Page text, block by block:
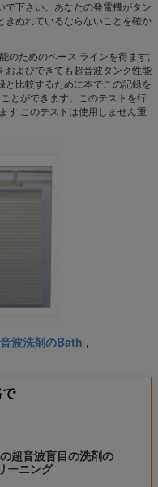
で下さい。あなたの発電機がタン
きぬれているならないことを確か
のためのベース ラインを得ます;
およびできても超音波タンク性能
と比較するために本でこの記録を
とができます。このテストを行
す:このテストは使用しません重
波洗剤のBath ,
で
超音波盲目の洗剤の
ーニング